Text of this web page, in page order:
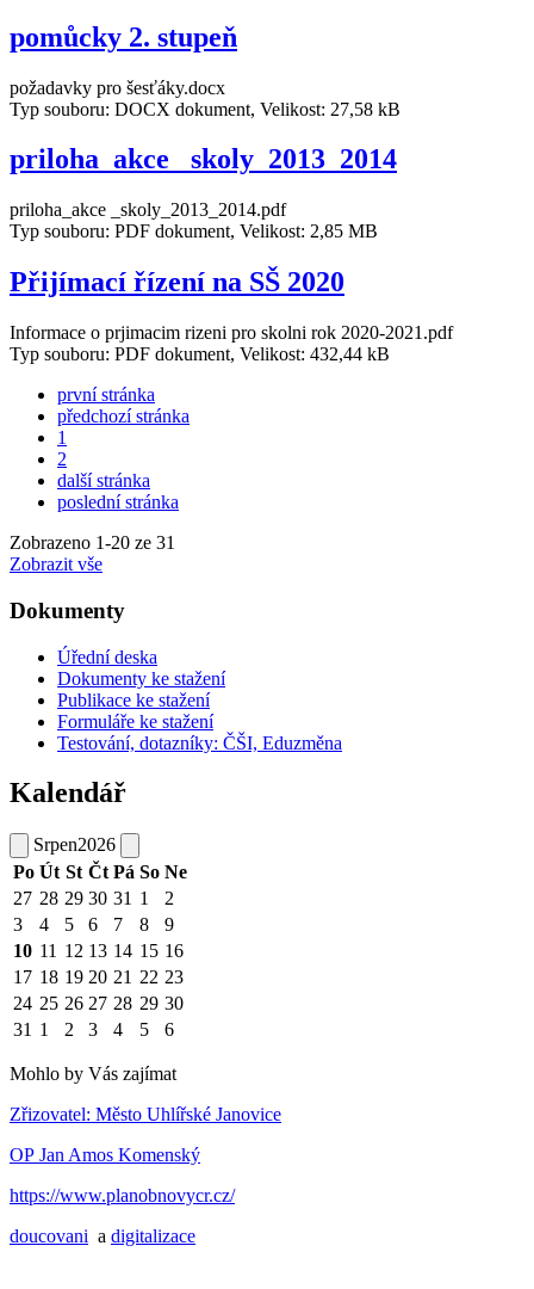
pomůcky 2. stupeň
požadavky pro šesťáky.docx
Typ souboru: DOCX dokument, Velikost: 27,58 kB
priloha_akce _skoly_2013_2014
priloha_akce _skoly_2013_2014.pdf
Typ souboru: PDF dokument, Velikost: 2,85 MB
Přijímací řízení na SŠ 2020
Informace o prjimacim rizeni pro skolni rok 2020-2021.pdf
Typ souboru: PDF dokument, Velikost: 432,44 kB
první stránka
předchozí stránka
1
2
další stránka
poslední stránka
Zobrazeno 1-20 ze 31
Zobrazit vše
Dokumenty
Úřední deska
Dokumenty ke stažení
Publikace ke stažení
Formuláře ke stažení
Testování, dotazníky: ČŠI, Eduzměna
Kalendář
Srpen2026
Po Út St Čt Pá So Ne
27 28 29 30 31 1
2
3
4 5 6 7 8
9
10 11 12 13 14 15 16
17 18 19 20 21 22 23
24 25 26 27 28 29 30
31 1 2 3 4 5 6
Mohlo by Vás zajímat
Zřizovatel: Město Uhlířské Janovice
OP Jan Amos Komenský
https://www.planobnovycr.cz/
doucovani a digitalizace